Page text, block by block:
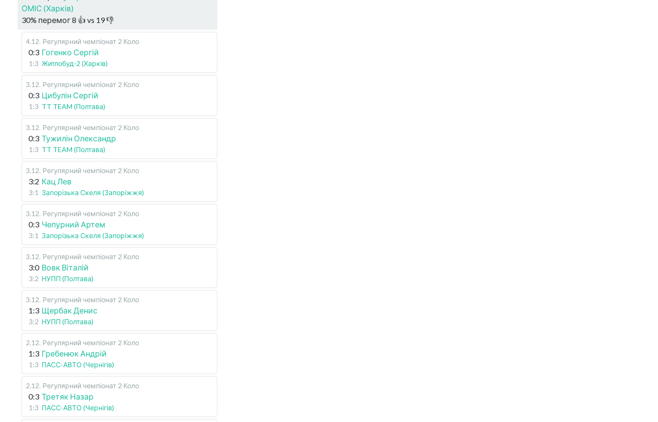
ОМІС (Харків)
30% перемог8 👍 vs 19👎
4.12. Регулярний чемпіонат 2 Коло
0:3 Гогенко Сергій
1:3 Житлобуд-2 (Харків)
3.12. Регулярний чемпіонат 2 Коло
0:3 Цибулін Сергій
1:3 TT TEAM (Полтава)
3.12. Регулярний чемпіонат 2 Коло
0:3 Тужилін Олександр
1:3 TT TEAM (Полтава)
3.12. Регулярний чемпіонат 2 Коло
3:2 Кац Лев
3:1 Запорізька Скеля (Запоріжжя)
3.12. Регулярний чемпіонат 2 Коло
0:3 Чепурний Артем
3:1 Запорізька Скеля (Запоріжжя)
3.12. Регулярний чемпіонат 2 Коло
3:0 Вовк Віталій
3:2 НУПП (Полтава)
3.12. Регулярний чемпіонат 2 Коло
1:3 Щербак Денис
3:2 НУПП (Полтава)
2.12. Регулярний чемпіонат 2 Коло
1:3 Гребенюк Андрій
1:3 ПАСС-АВТО (Чернігів)
2.12. Регулярний чемпіонат 2 Коло
0:3 Третяк Назар
1:3 ПАСС-АВТО (Чернігів)